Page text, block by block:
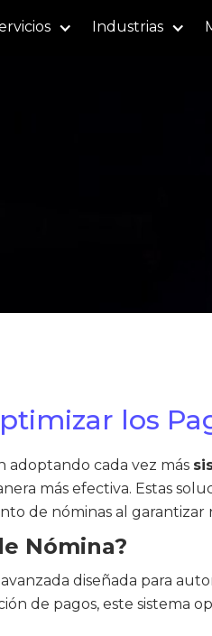
Industrias
los
adoptando cada vez más
más efectiva. Estas
de nóminas al garantizar
Nómina?
diseñada para
de pagos, este sistema